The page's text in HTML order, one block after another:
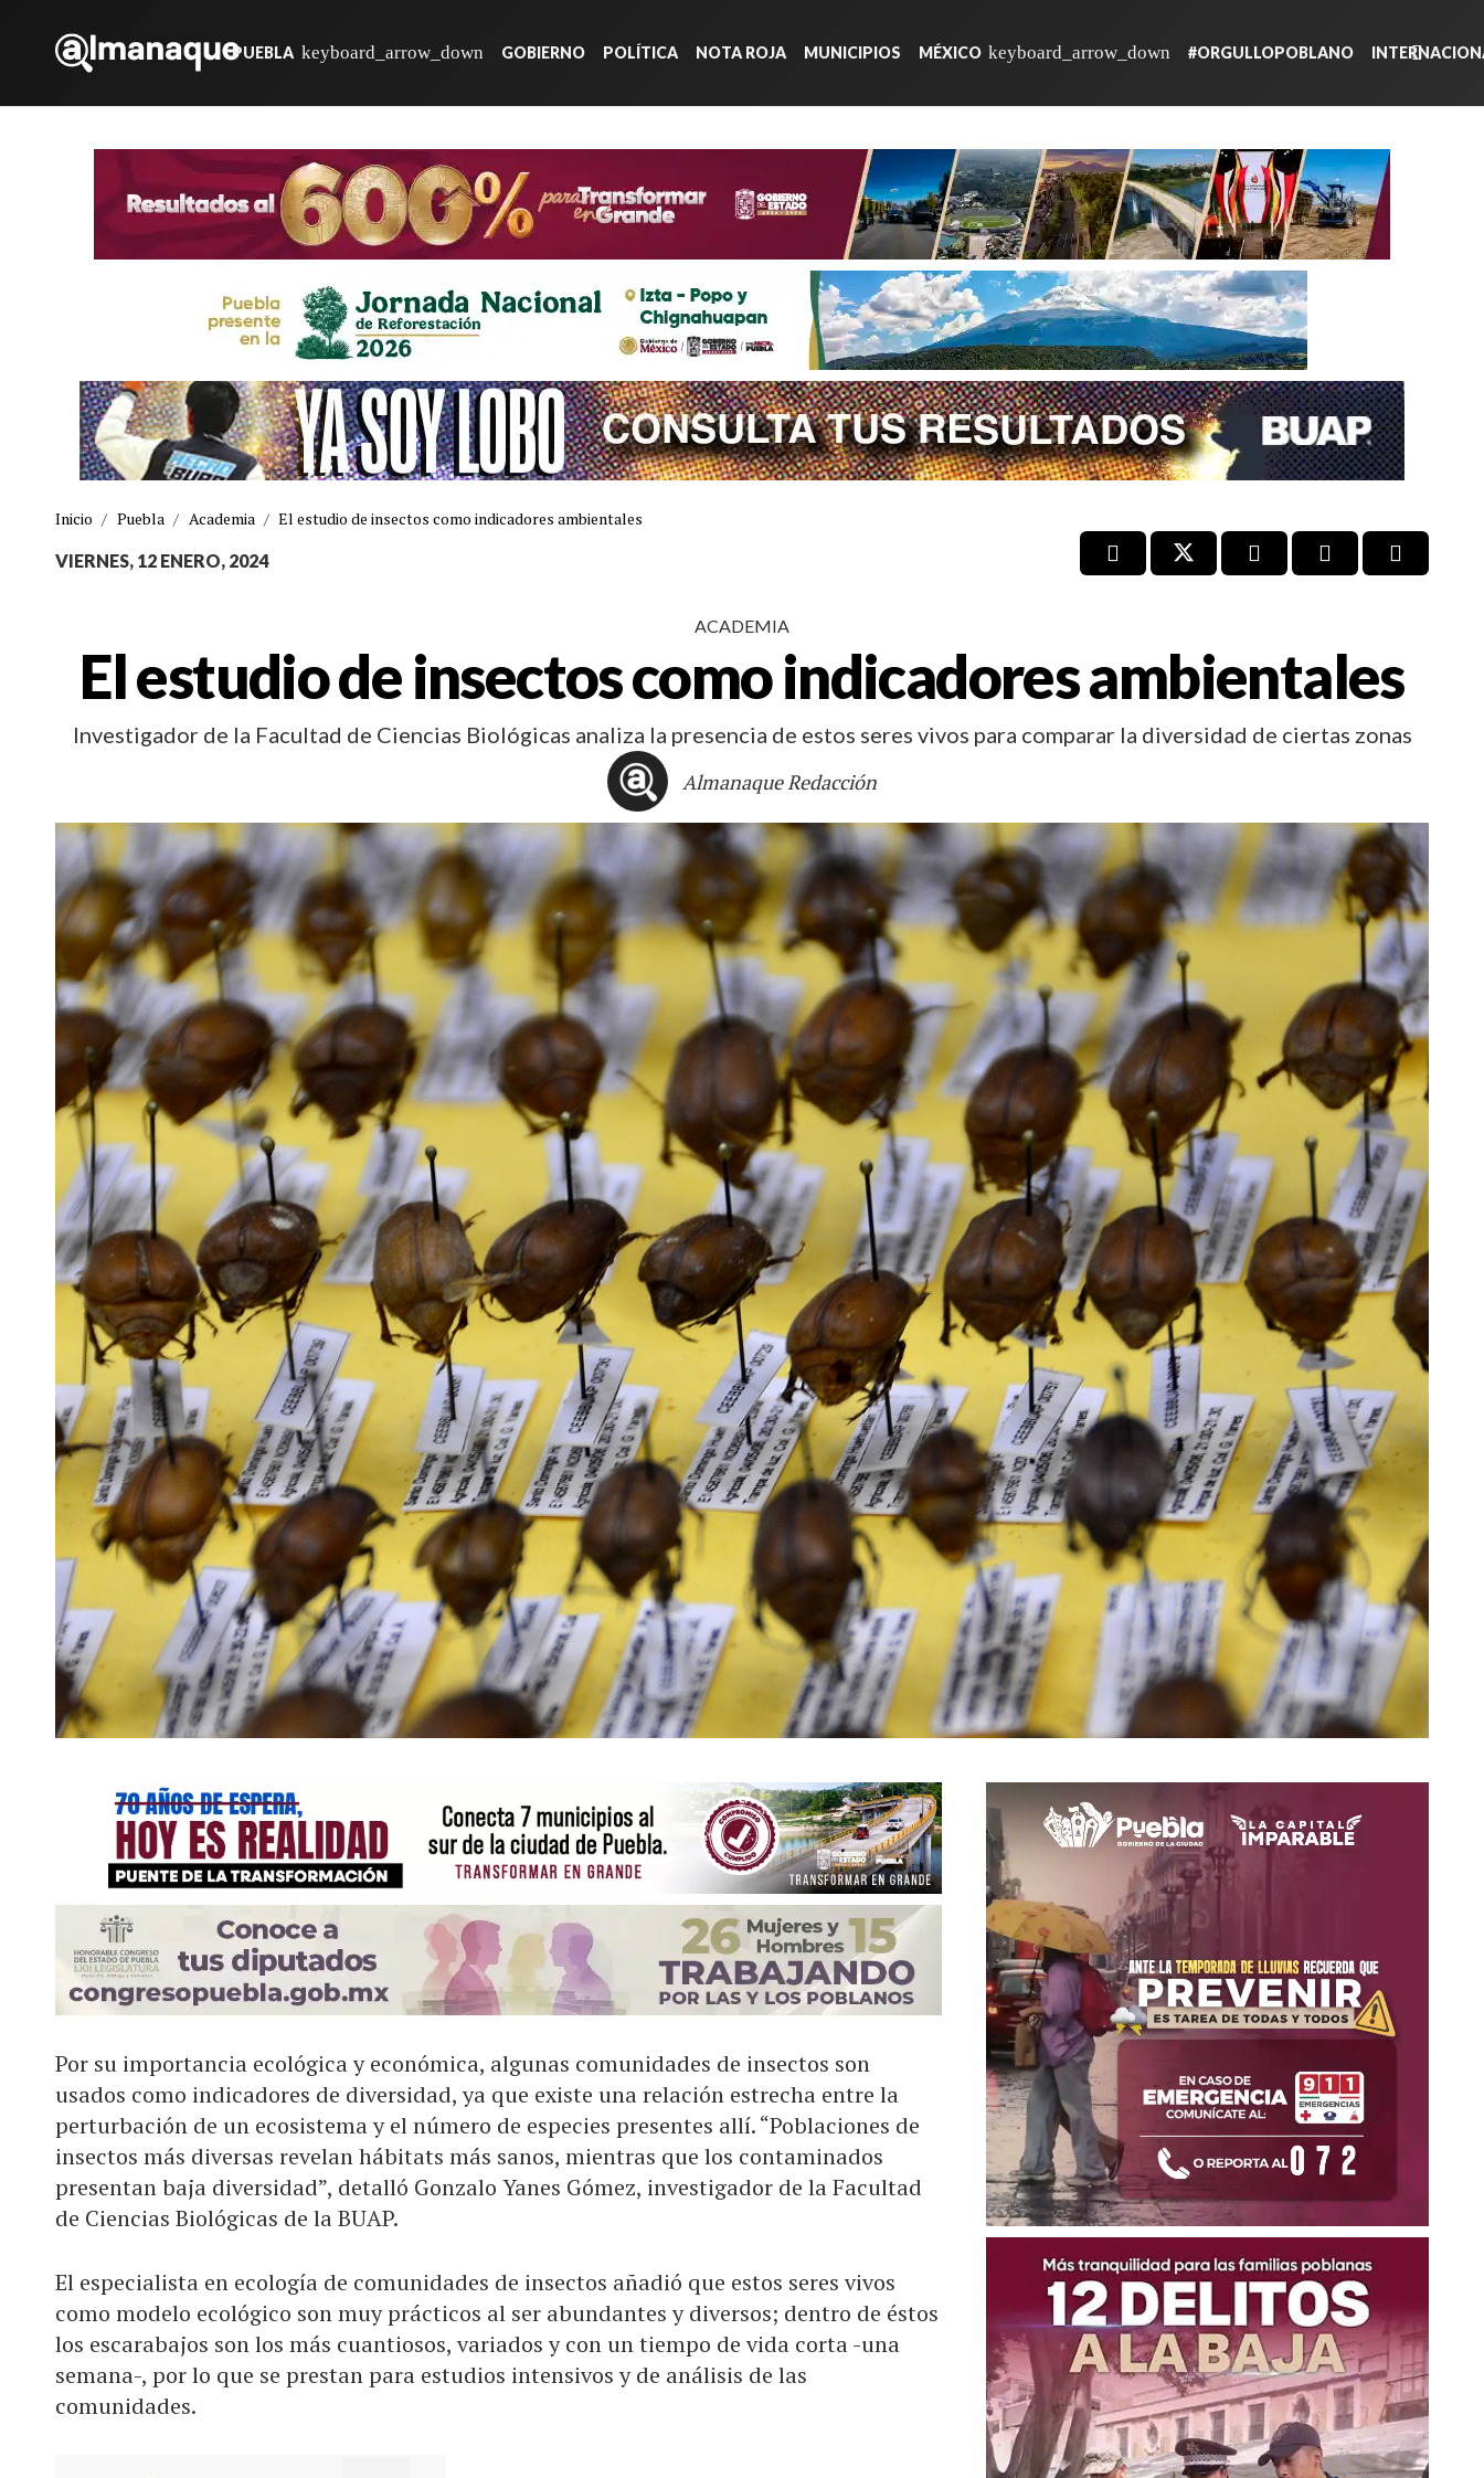
PUEBLA GOBIERNO POLÍTICA NOTA ROJA MUNICIPIOS MÉXICO #ORGULLOPOBLANO
Inicio / Puebla / Academia / El estudio de insectos como indicadores ambientales
VIERNES, 12 ENERO, 2024
ACADEMIA
El estudio de insectos como indicadores ambientales
Investigador de la Facultad de Ciencias Biológicas analiza la presencia de estos seres vivos para comparar la diversidad de ciertas zonas
Almanaque Redacción
Por su importancia ecológica y económica, algunas comunidades de insectos son
usados como indicadores de diversidad, ya que existe una relación estrecha entre la
perturbación de un ecosistema y el número de especies presentes allí. “Poblaciones de
insectos más diversas revelan hábitats más sanos, mientras que los contaminados
presentan baja diversidad”, detalló Gonzalo Yanes Gómez, investigador de la Facultad
de Ciencias Biológicas de la BUAP.
El especialista en ecología de comunidades de insectos añadió que estos seres vivos
como modelo ecológico son muy prácticos al ser abundantes y diversos; dentro de éstos
los escarabajos son los más cuantiosos, variados y con un tiempo de vida corta -una
semana-, por lo que se prestan para estudios intensivos y de análisis de las
comunidades.